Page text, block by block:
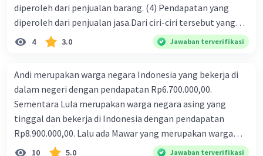
diperoleh dari penjualan barang. (4) Pendapatan yang
diperoleh dari penjualan jasa.Dari ciri-ciri tersebut yang
merupakan ciri dari perusahaan dagang ditunjukan pada
nomor…. a. 1 dan 3 b. 3 dan 4 c. 2 dan 3 d. 1 dan 2 e. 2 dan 4
4 3.0 Jawaban terverifikasi
Andi merupakan warga negara Indonesia yang bekerja di
dalam negeri dengan pendapatan Rp6.700.000,00.
Sementara Lula merupakan warga negara asing yang
tinggal dan bekerja di Indonesia dengan pendapatan
Rp8.900.000,00. Lalu ada Mawar yang merupakan warga
negara Indonesia yang tinggal dan bekerja di luar negeri
10 5.0 Jawaban terverifikasi